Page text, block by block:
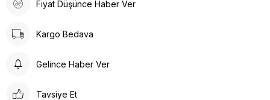
Fiyat Düşünce Haber Ver
Kargo Bedava
Gelince Haber Ver
Tavsiye Et